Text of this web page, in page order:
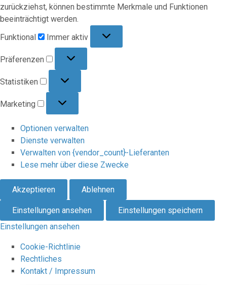
zurückziehst, können bestimmte Merkmale und Funktionen
beeinträchtigt werden.
Funktional
Immer aktiv
Präferenzen
Statistiken
Marketing
Optionen verwalten
Dienste verwalten
Verwalten von {vendor_count}-Lieferanten
Lese mehr über diese Zwecke
Akzeptieren Ablehnen
Einstellungen ansehen
Einstellungen speichern
Einstellungen ansehen
Cookie-Richtlinie
Rechtliches
Kontakt / Impressum